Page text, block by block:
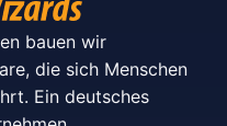
bauen wir
die sich Menschen
Ein deutsches